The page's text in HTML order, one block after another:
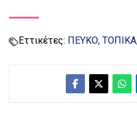
Εττικέτες: ΠΕΥΚΟ ΤΟΠΙΚΑ